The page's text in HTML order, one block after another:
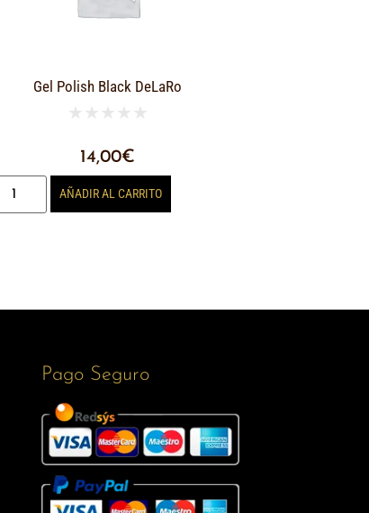
Gel Polish Black DeLaRo
★ ★ ★ ★ ★
14,00€
AÑADIR AL CARRITO
Pago Seguro